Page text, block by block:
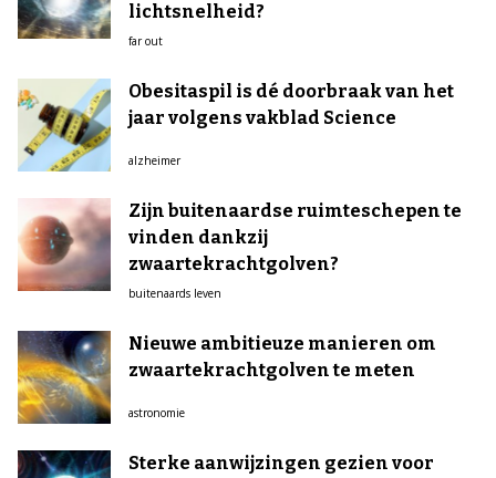
lichtsnelheid?
far out
Obesitaspil is dé doorbraak van het
jaar volgens vakblad Science
alzheimer
Zijn buitenaardse ruimteschepen te
vinden dankzij
zwaartekrachtgolven?
buitenaards leven
Nieuwe ambitieuze manieren om
zwaartekrachtgolven te meten
astronomie
Sterke aanwijzingen gezien voor